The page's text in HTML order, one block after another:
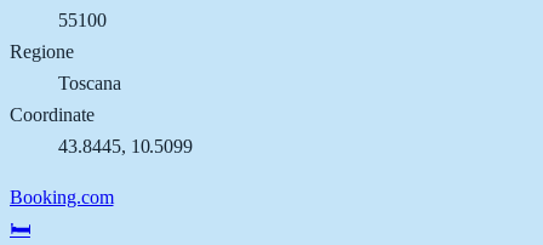
55100
Regione
Toscana
Coordinate
43.8445, 10.5099
Booking.com
🛏️